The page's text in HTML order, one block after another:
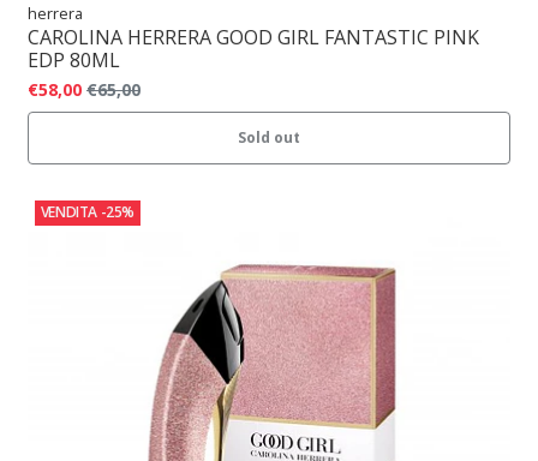
herrera
CAROLINA HERRERA GOOD GIRL FANTASTIC PINK
EDP 80ML
€58,00 €65,00
Sold out
VENDITA -25%